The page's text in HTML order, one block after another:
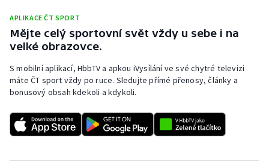
Rychlostní kanoistika
Short track
Sportovní střelba
Stolní tenis
APLIKACE ČT SPORT
Mějte celý sportovní svět vždy u sebe i na
velké obrazovce.
S mobilní aplikací, HbbTV a apkou iVysílání ve své chytré televizi
máte ČT sport vždy po ruce. Sledujte přímé přenosy, články a
bonusový obsah kdekoli a kdykoli.